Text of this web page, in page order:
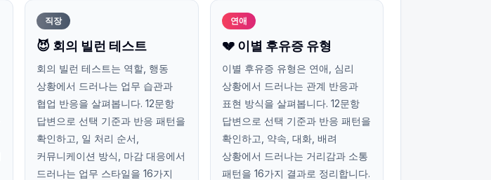
직장
😈 회의 빌런 테스트
회의 빌런 테스트는 역할, 행동
상황에서 드러나는 업무 습관과
협업 반응을 살펴봅니다. 12문항
답변으로 선택 기준과 반응 패턴을
확인하고, 일 처리 순서,
커뮤니케이션 방식, 마감 대응에서
드러나는 업무 스타일을 16가지
연애
💔 이별 후유증 유형
이별 후유증 유형은 연애, 심리
상황에서 드러나는 관계 반응과
표현 방식을 살펴봅니다. 12문항
답변으로 선택 기준과 반응 패턴을
확인하고, 약속, 대화, 배려
상황에서 드러나는 거리감과 소통
패턴을 16가지 결과로 정리합니다.